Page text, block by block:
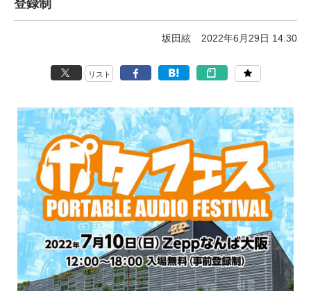
登録制
坂田絃 2022年6月29日 14:30
リスト